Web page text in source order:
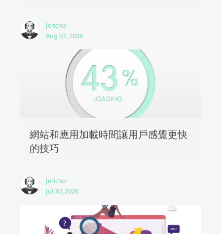
Jericho
Aug 07, 2026
網站和應用加載時間讓用戶感覺更快
的技巧
Jericho
Jul 30, 2026